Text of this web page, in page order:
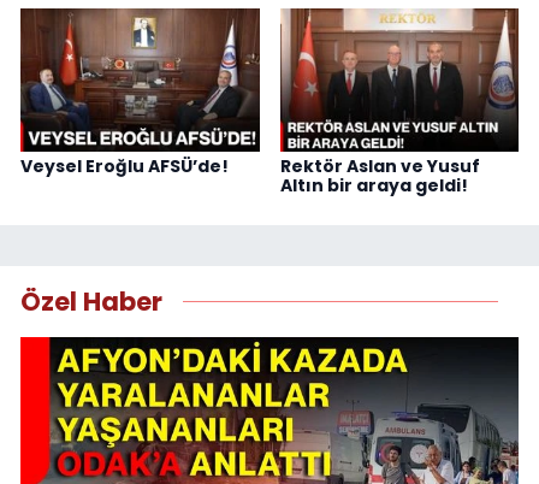
Veysel Eroğlu AFSÜ’de!
Rektör Aslan ve Yusuf
Altın bir araya geldi!
Özel Haber